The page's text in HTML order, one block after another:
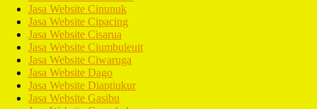
Jasa Website Cinunuk
Jasa Website Cipacing
Jasa Website Cisarua
Jasa Website Ciumbuleuit
Jasa Website Ciwaruga
Jasa Website Dago
Jasa Website Diaptiukur
Jasa Website Gasibu